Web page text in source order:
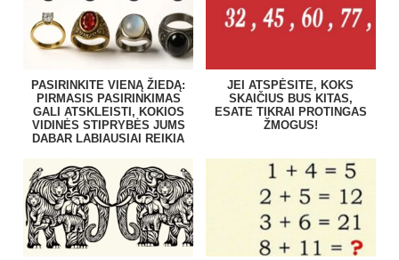
PASIRINKITE VIENĄ ŽIEDĄ:
PIRMASIS PASIRINKIMAS
GALI ATSKLEISTI, KOKIOS
VIDINĖS STIPRYBĖS JUMS
DABAR LABIAUSIAI REIKIA
JEI ATSPĖSITE, KOKS
SKAIČIUS BUS KITAS,
ESATE TIKRAI PROTINGAS
ŽMOGUS!